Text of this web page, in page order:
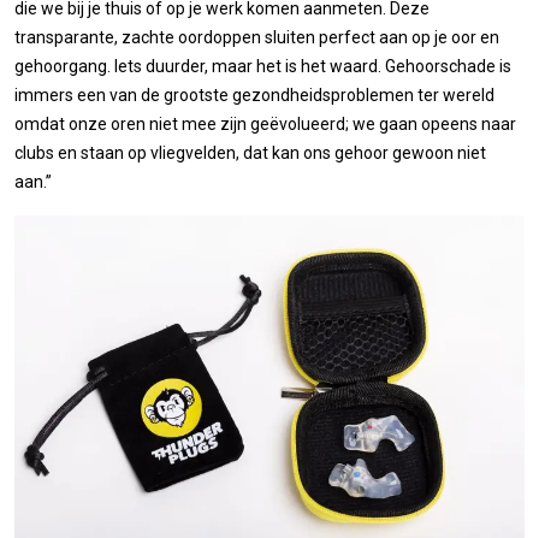
die we bij je thuis of op je werk komen aanmeten. Deze
transparante, zachte oordoppen sluiten perfect aan op je oor en
gehoorgang. Iets duurder, maar het is het waard. Gehoorschade is
immers een van de grootste gezondheidsproblemen ter wereld
omdat onze oren niet mee zijn geëvolueerd; we gaan opeens naar
clubs en staan op vliegvelden, dat kan ons gehoor gewoon niet
aan.”